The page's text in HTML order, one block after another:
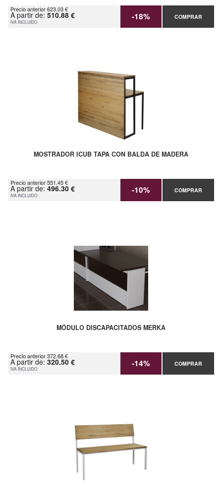
Precio anterior 623.03 €
A partir de: 510.88 €
IVA INCLUIDO -18% COMPRAR
MOSTRADOR ICUB TAPA CON BALDA DE MADERA
Precio anterior 551.45 €
A partir de: 496.30 €
IVA INCLUIDO -10% COMPRAR
MÓDULO DISCAPACITADOS MERKA
Precio anterior 372.68 €
A partir de: 320.50 €
IVA INCLUIDO -14% COMPRAR